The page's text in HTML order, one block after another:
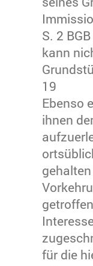
S. 2 BGB
kann
19
Ebenso
ihnen
für die